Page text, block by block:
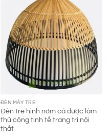
ĐÈN MÂY TRE
Đèn tre hình nơm cá được làm
thủ công tinh tế trang trí nội
thất